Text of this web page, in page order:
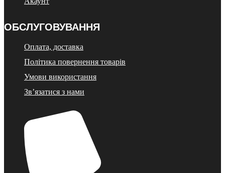
ОБСЛУГОВУВАННЯ
Оплата, доставка
Політика повернення товарів
Умови використання
Зв’язатися з нами